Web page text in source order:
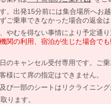
。出発15分前には集合場所へお
ご乗車できなかった場合の返金は
やむを得ない事情により予定通
関の利用、宿泊が生じた場合で
のキャンセル受付専用です。ご
様にて席の指定はできません。
び一部のシートはリクライニン
ります。